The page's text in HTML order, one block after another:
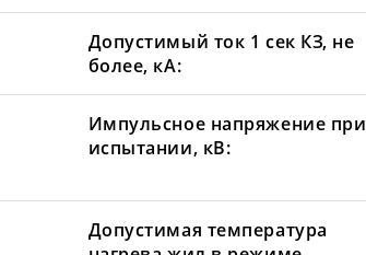
Допустимый ток 1 сек КЗ, не
более, кА:
Импульсное напряжение при
испытании, кВ:
Допустимая температура